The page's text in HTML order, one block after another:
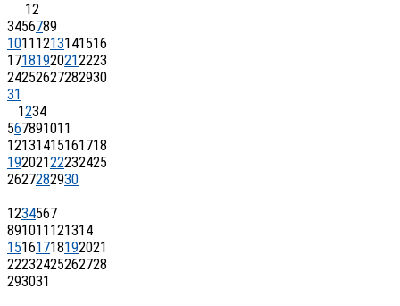
12
3456789
1011 1213141516
17181920212223
24252627282930
31
1234
567891011
12131415161718
19202122232425
2627282930
1234567
891011 121314
15161718192021
22232425262728
293031